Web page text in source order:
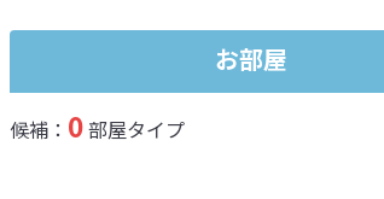
お部屋
候補： 0部屋タイプ